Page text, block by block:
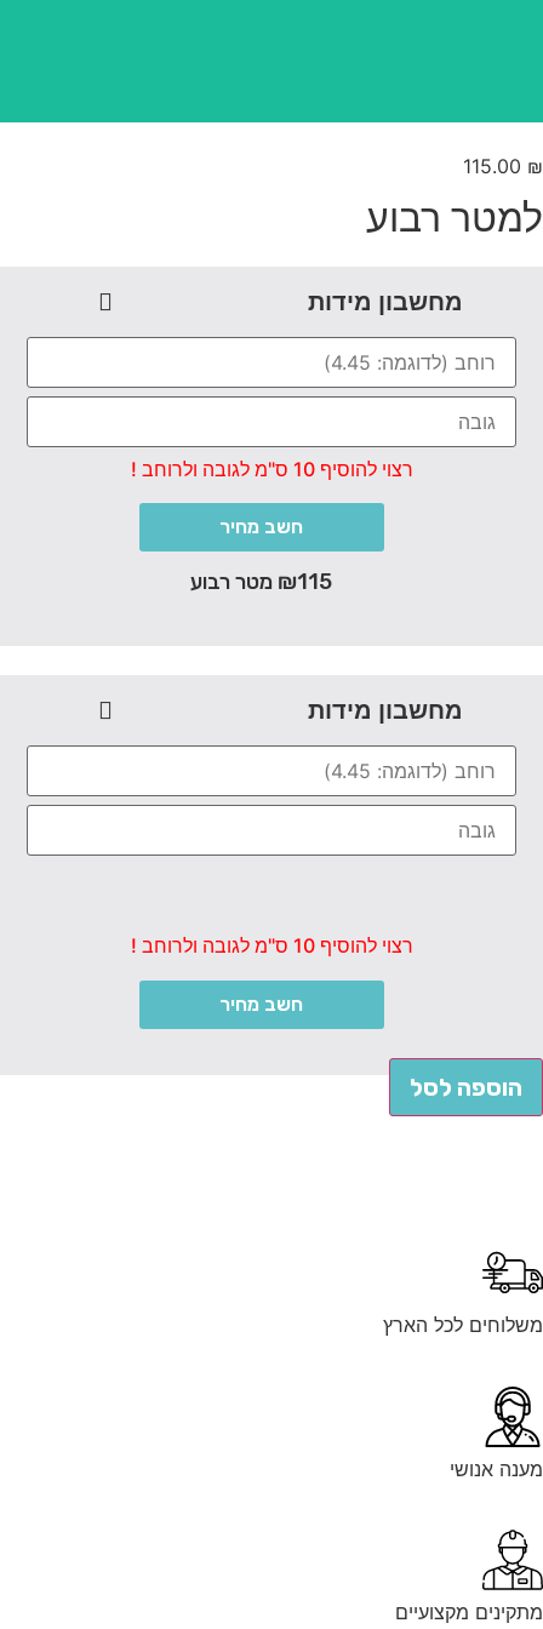
115.00
רבוע
מחשבון מידות
רצוי להוסיף 10 ס"מ לגובה ולרוחב !
חשב מחיר
₪115 מטר רבוע
מחשבון מידות
רצוי להוסיף 10 ס"מ לגובה ולרוחב !
חשב מחיר
הוספה לסל
לכל הארץ
אנושי
מקצועיים